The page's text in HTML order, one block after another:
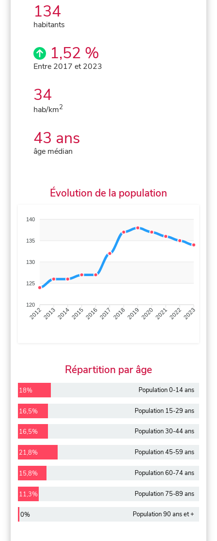
134
habitants
1,52 %
Entre 2017 et 2023
34
hab/km2
43 ans
âge médian
Évolution de la population
140
135
130
125
120
201220132014201520162017 20182019 2020202120222023
Répartition par âge
18% Population 0-14 ans
16,5% Population 15-29 ans
16,5% Population 30-44 ans
21,8% Population 45-59 ans
15,8% Population 60-74 ans
11,3% Population 75-89 ans
0% Population 90 ans et +